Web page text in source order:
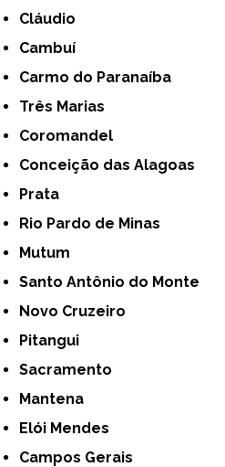
Cláudio
Cambuí
Carmo do Paranaíba
Três Marias
Coromandel
Conceição das Alagoas
Prata
Rio Pardo de Minas
Mutum
Santo Antônio do Monte
Novo Cruzeiro
Pitangui
Sacramento
Mantena
Elói Mendes
Campos Gerais